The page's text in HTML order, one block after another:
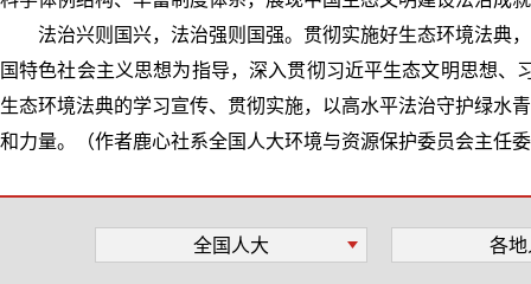
法治兴则国兴，法治强则国强。贯彻实施好生态环境法典
国特色社会主义思想为指导，深入贯彻习近平生态文明思想、
生态环境法典的学习宣传、贯彻实施，以高水平法治守护绿水
和力量。（作者鹿心社系全国人大环境与资源保护委员会主任
全国人大 各